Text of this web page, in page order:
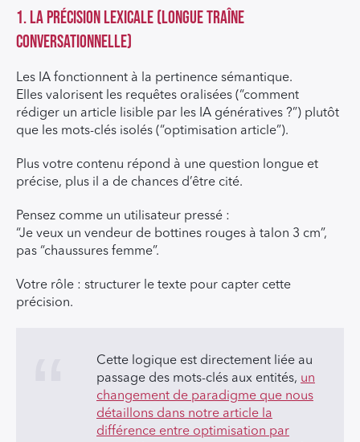
1. La précision lexicale (longue traîne
conversationnelle)
Les IA fonctionnent à la pertinence sémantique.
Elles valorisent les requêtes oralisées (“comment
rédiger un article lisible par les IA génératives ?”) plutôt
que les mots-clés isolés (“optimisation article”).
Plus votre contenu répond à une question longue et
précise, plus il a de chances d’être cité.
Pensez comme un utilisateur pressé :
“Je veux un vendeur de bottines rouges à talon 3 cm”,
pas “chaussures femme”.
Votre rôle : structurer le texte pour capter cette
précision.
Cette logique est directement liée au
passage des mots-clés aux entités, un
changement de paradigme que nous
détaillons dans notre article la
différence entre optimisation par